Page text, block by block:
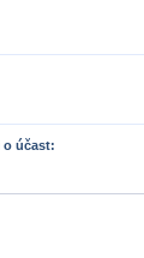
o účast